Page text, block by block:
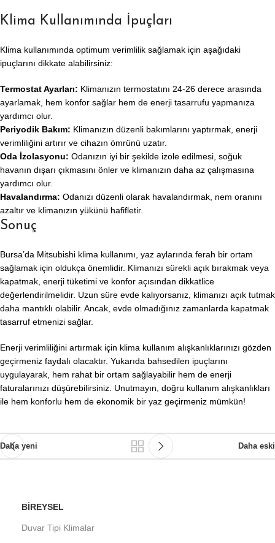
Klima Kullanımında İpuçları
Klima kullanımında optimum verimlilik sağlamak için aşağıdaki
ipuçlarını dikkate alabilirsiniz:
Termostat Ayarları: Klimanızın termostatını 24-26 derece arasında
ayarlamak, hem konfor sağlar hem de enerji tasarrufu yapmanıza
yardımcı olur.
Periyodik Bakım: Klimanızın düzenli bakımlarını yaptırmak, enerji
verimliliğini artırır ve cihazın ömrünü uzatır.
Oda İzolasyonu: Odanızın iyi bir şekilde izole edilmesi, soğuk
havanın dışarı çıkmasını önler ve klimanızın daha az çalışmasına
yardımcı olur.
Havalandırma: Odanızı düzenli olarak havalandırmak, nem oranını
azaltır ve klimanızın yükünü hafifletir.
Sonuç
Bursa’da Mitsubishi klima kullanımı, yaz aylarında ferah bir ortam
sağlamak için oldukça önemlidir. Klimanızı sürekli açık bırakmak veya
kapatmak, enerji tüketimi ve konfor açısından dikkatlice
değerlendirilmelidir. Uzun süre evde kalıyorsanız, klimanızı açık tutmak
daha mantıklı olabilir. Ancak, evde olmadığınız zamanlarda kapatmak
tasarruf etmenizi sağlar.
Enerji verimliliğini artırmak için klima kullanım alışkanlıklarınızı gözden
geçirmeniz faydalı olacaktır. Yukarıda bahsedilen ipuçlarını
uygulayarak, hem rahat bir ortam sağlayabilir hem de enerji
faturalarınızı düşürebilirsiniz. Unutmayın, doğru kullanım alışkanlıkları
ile hem konforlu hem de ekonomik bir yaz geçirmeniz mümkün!
Daha yeni Daha eski
BIREYSEL
Duvar Tipi Klimalar